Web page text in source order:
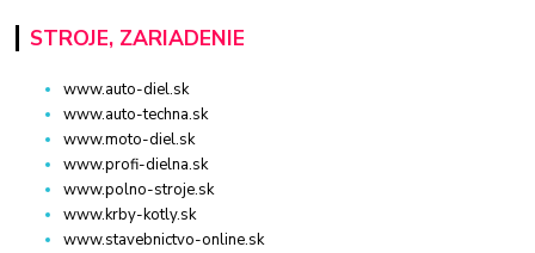
STROJE, ZARIADENIE
www.auto-diel.sk
www.auto-techna.sk
www.moto-diel.sk
www.profi-dielna.sk
www.polno-stroje.sk
www.krby-kotly.sk
www.stavebnictvo-online.sk